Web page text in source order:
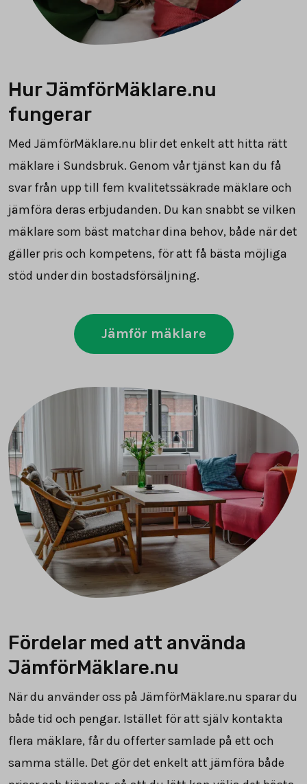
Hur JämförMäklare.nu
fungerar
Med JämförMäklare.nu blir det enkelt att hitta rätt
mäklare i Sundsbruk. Genom vår tjänst kan du få
svar från upp till fem kvalitetssäkrade mäklare och
jämföra deras erbjudanden. Du kan snabbt se vilken
mäklare som bäst matchar dina behov, både när det
gäller pris och kompetens, för att få bästa möjliga
stöd under din bostadsförsäljning.
Jämför mäklare
Fördelar med att använda
JämförMäklare.nu
När du använder oss på JämförMäklare.nu sparar du
både tid och pengar. Istället för att själv kontakta
flera mäklare, får du offerter samlade på ett och
samma ställe. Det gör det enkelt att jämföra både